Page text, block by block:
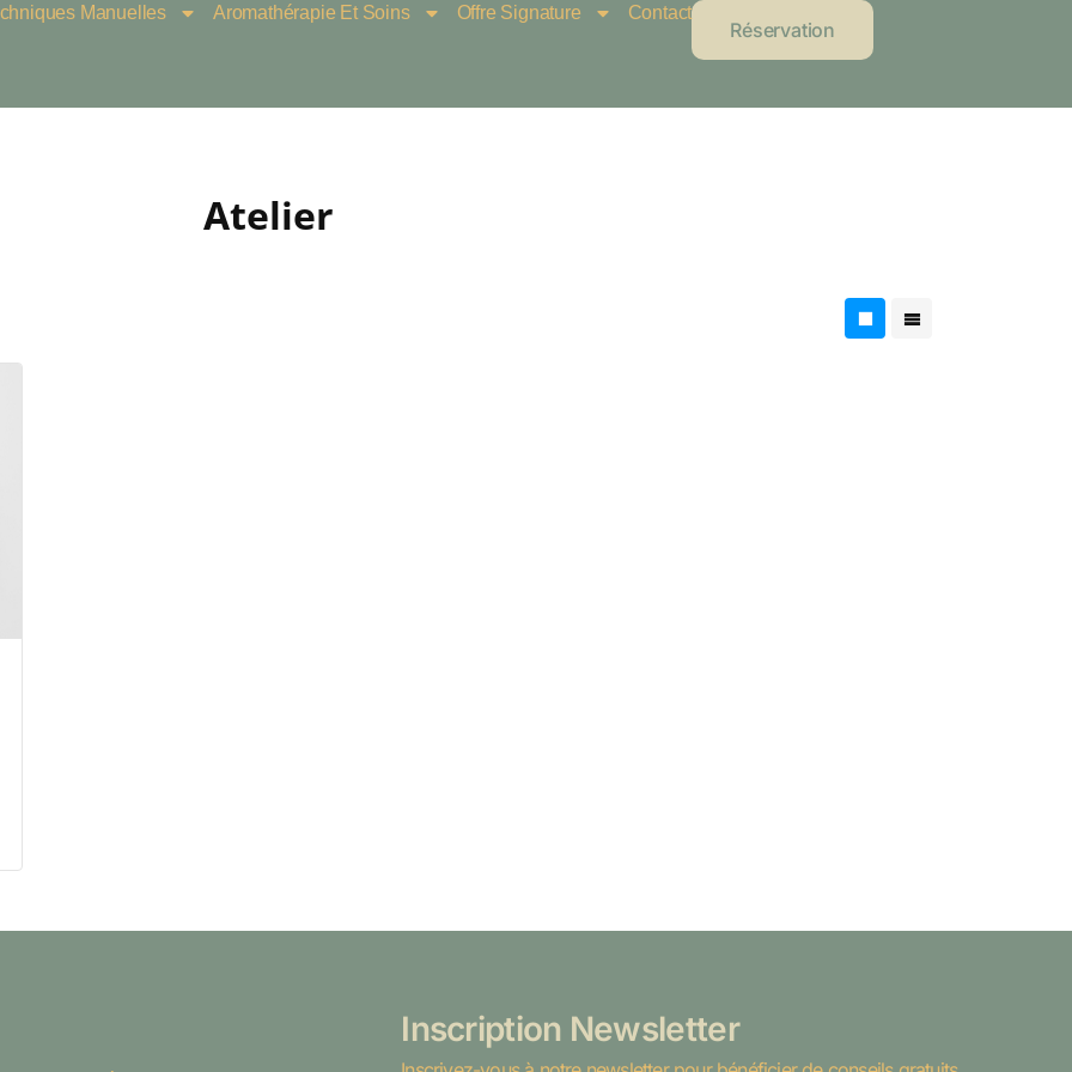
Manuelles Aromathérapie Et Soins Offre Signature Contact
Réservation
Atelier
Inscription Newsletter